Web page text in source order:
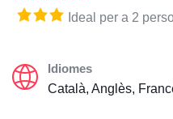
Ideal per a 2
Idiomes
Català, Anglès,